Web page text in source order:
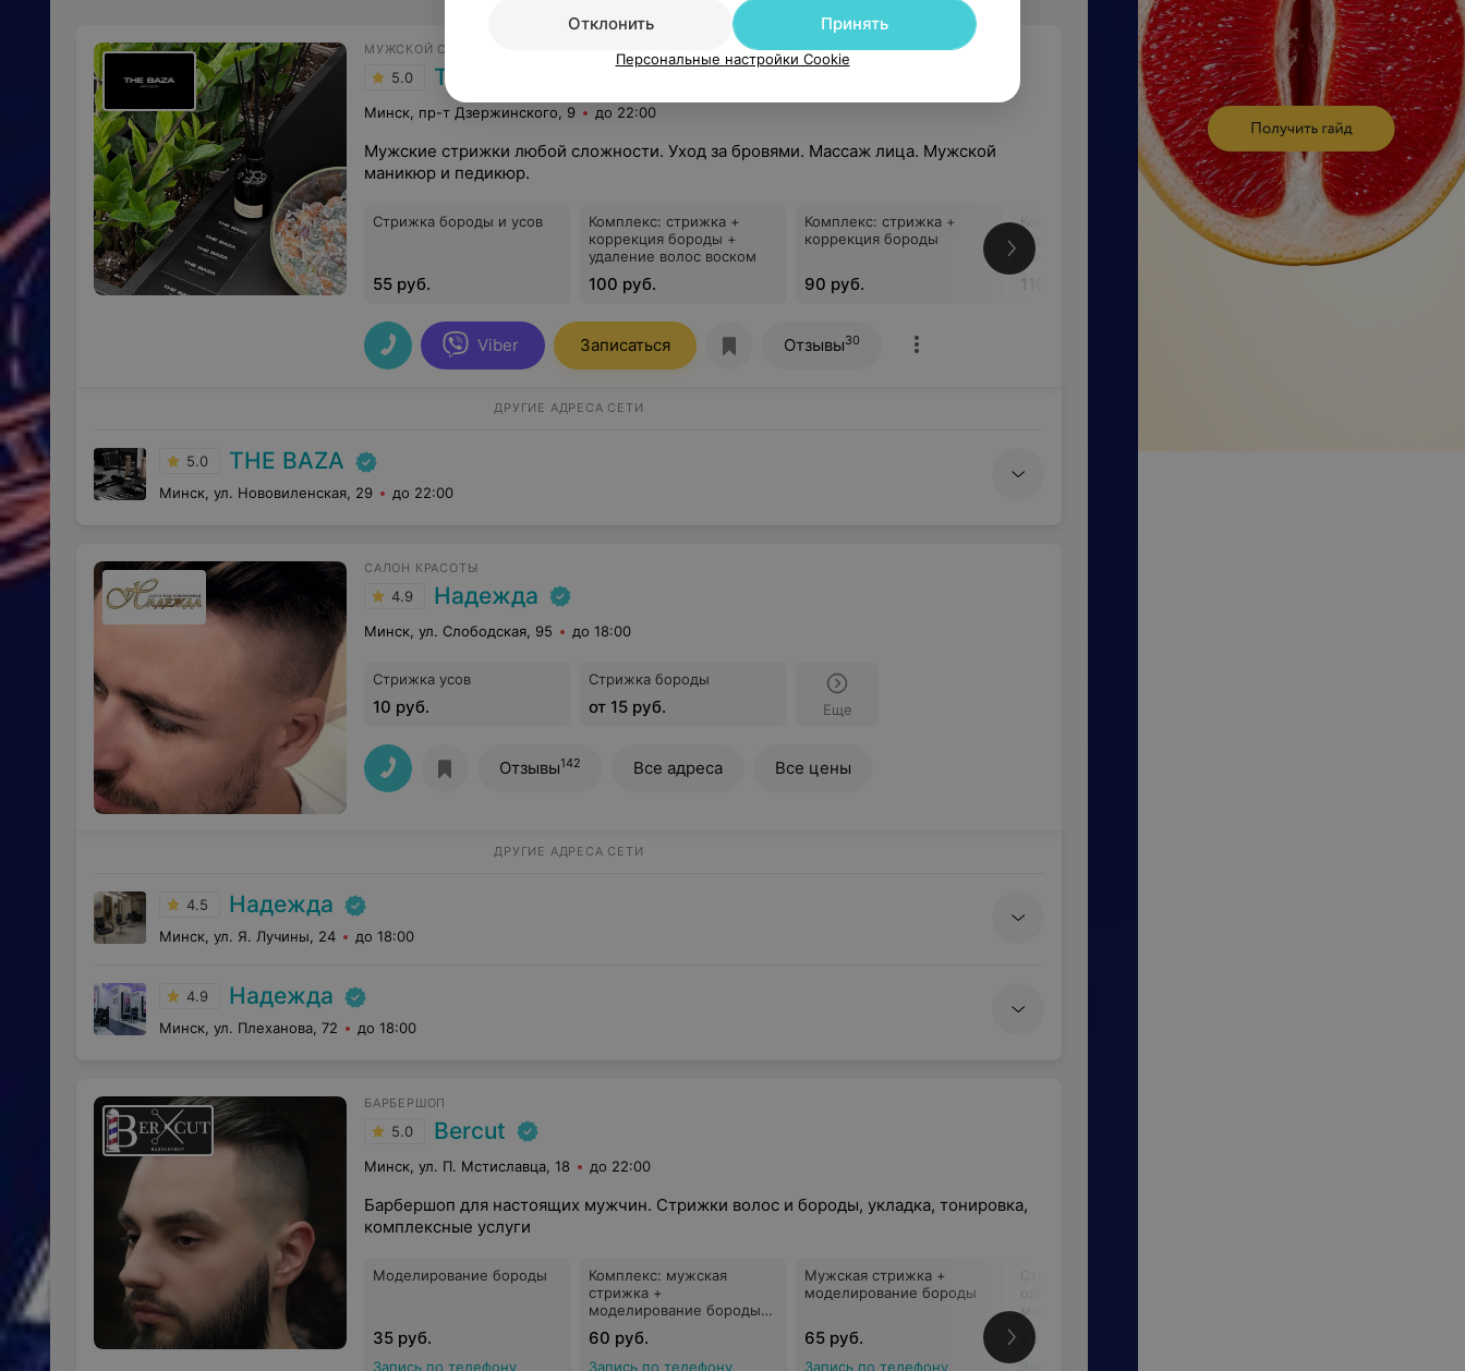
МУЖСКОЙ САЛОН
5.0 THE BAZA
Минск, пр-т Дзержинского, 9 до 22:00
Мужские стрижки любой сложности. Уход за бровями. Массаж лица. Мужской
маникюр и педикюр.
Стрижка бороды и усов
55 руб.
Комплекс: стрижка +
коррекция бороды +
удаление волос воском
100 руб.
Комплекс: стрижка +
коррекция бороды
90 руб.
Комплекс: стрижка +
коррекция бороды +
камуфлирование седины
110 руб.
Еще
Viber Записаться Отзывы30
ДРУГИЕ АДРЕСА СЕТИ
5.0 THE BAZA
Минск, ул. Нововиленская, 29 до 22:00
САЛОН КРАСОТЫ
4.9 Надежда
Минск, ул. Слободская, 95 до 18:00
Стрижка усов
10 руб.
Стрижка бороды
от 15 руб. Еще
Отзывы142 Все адреса Все цены
ДРУГИЕ АДРЕСА СЕТИ
4.5 Надежда
Минск, ул. Я. Лучины, 24 до 18:00
4.9 Надежда
Минск, ул. Плеханова, 72 до 18:00
БАРБЕРШОП
5.0 Bercut
Минск, ул. П. Мстиславца, 18 до 22:00
Барбершоп для настоящих мужчин. Стрижки волос и бороды, укладка, тонировка,
комплексные услуги
Моделирование бороды
35 руб.
Запись по телефону
Комплекс: мужская
стрижка +
моделирование бороды
студенческого билета)
60 руб.
Запись по телефону
Мужская стрижка +
моделирование бороды
65 руб.
Запись по телефону
моделирование бороды
55 руб.
Запись по телефону
Отклонить
Принять
Персональные настройки Cookie